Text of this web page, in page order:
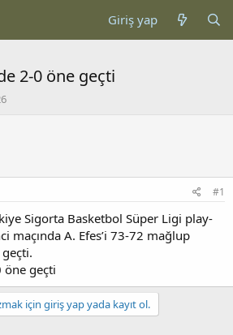
Giriş yap
2-0 öne geçti
#1
Sigorta Basketbol Süper Ligi play-
maçında A. Efes’i 73-72 mağlup
öne geçti
için giriş yap yada kayıt ol.